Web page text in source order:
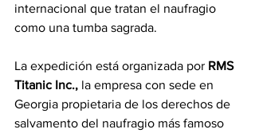
internacional que tratan el naufragio
como una tumba sagrada.
La expedición está organizada por RMS
Titanic Inc., la empresa con sede en
Georgia propietaria de los derechos de
salvamento del naufragio más famoso